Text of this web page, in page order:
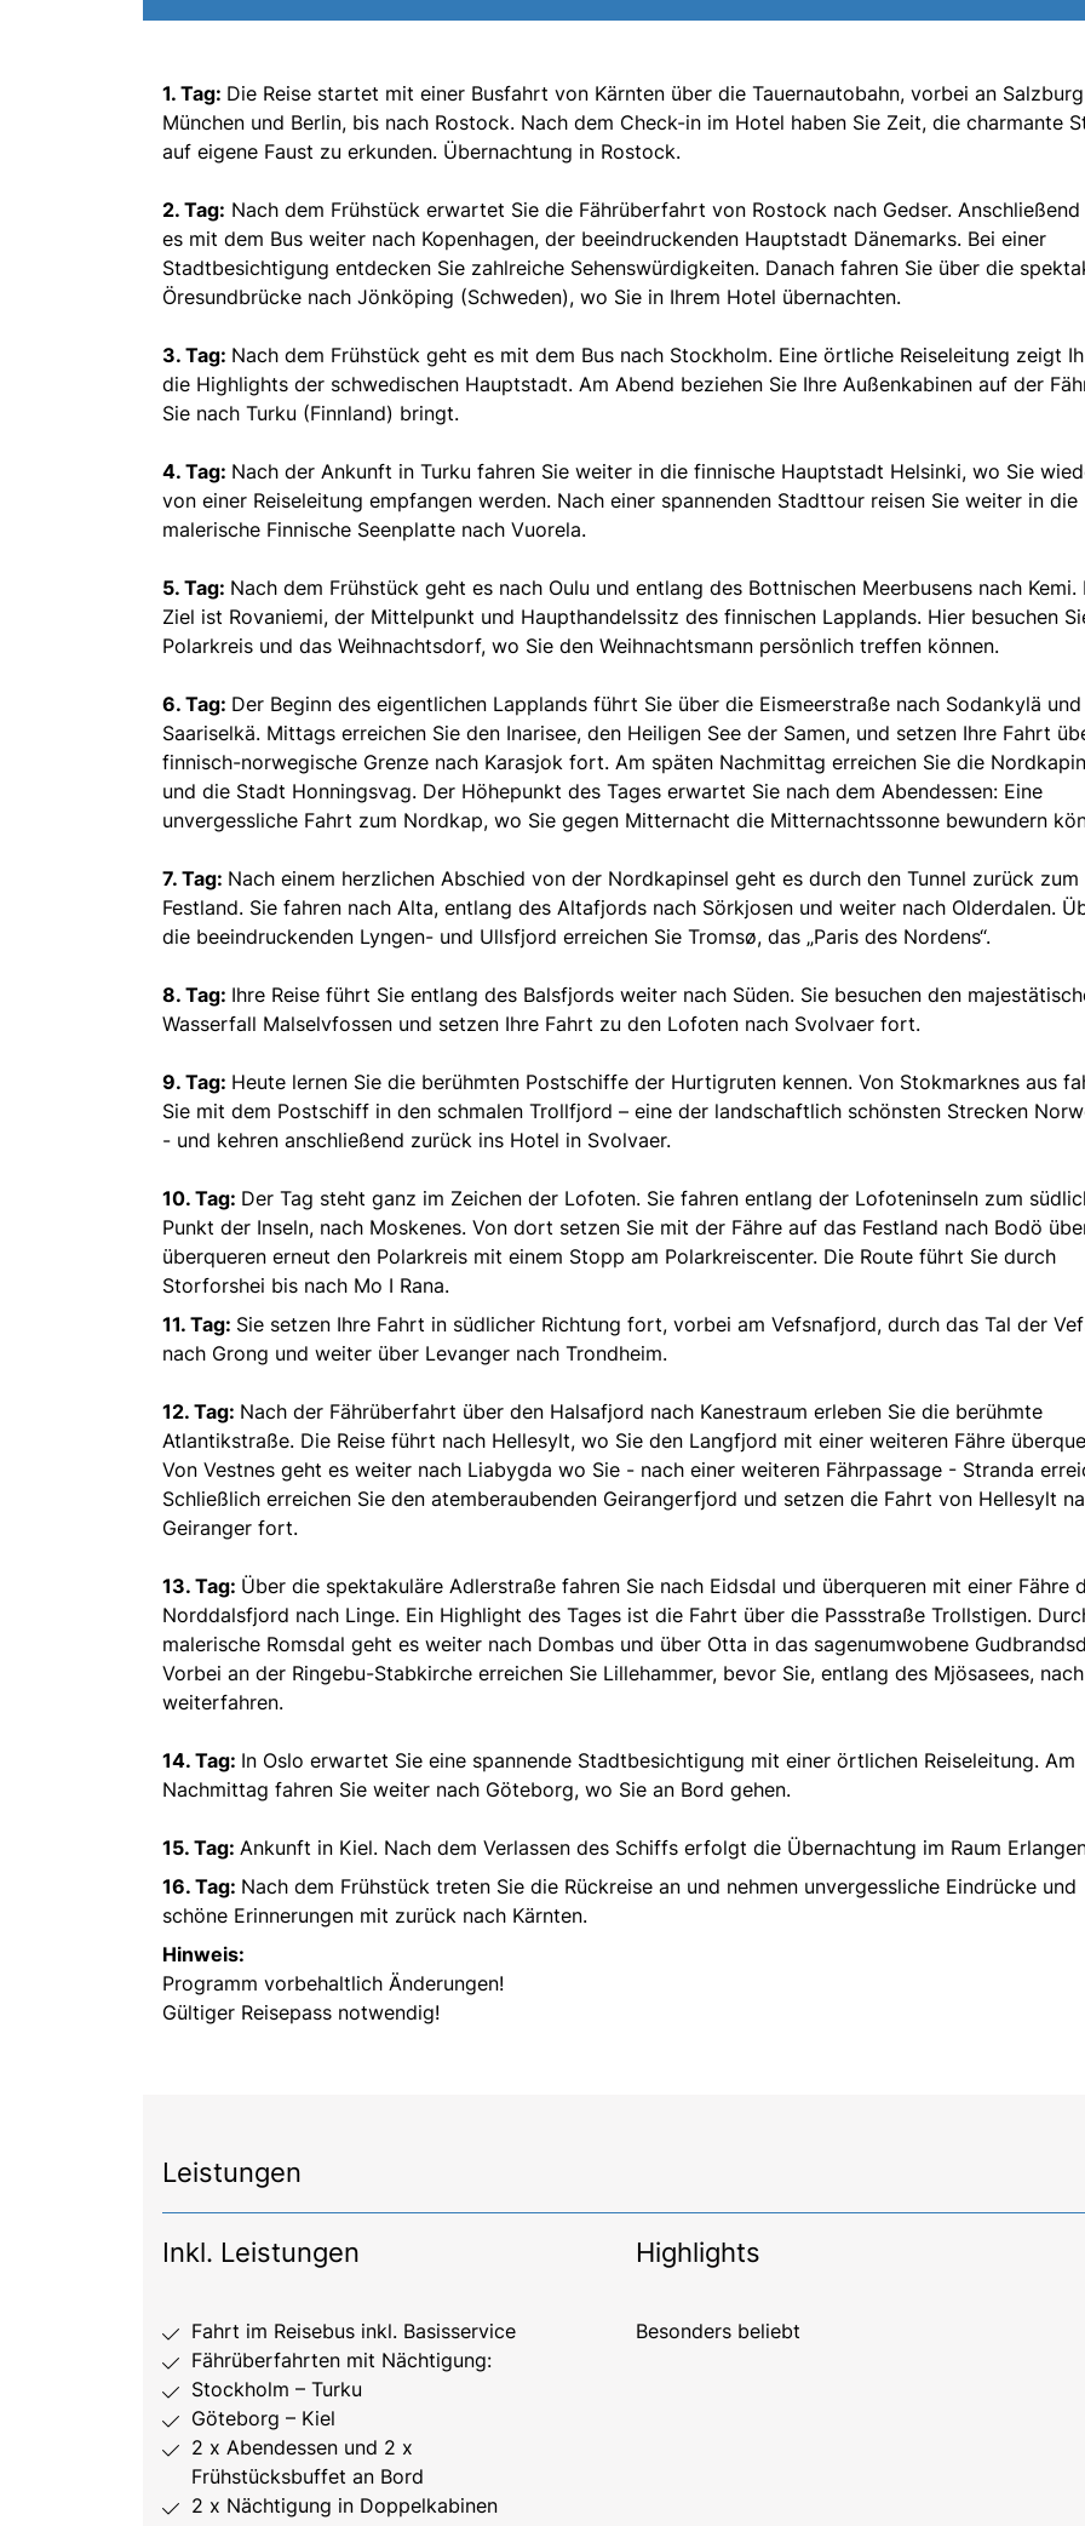
1. Tag: Die Reise startet mit einer Busfahrt von Kärnten über die Tauernautobahn, vorbei an
München und Berlin, bis nach Rostock. Nach dem Check-in im Hotel haben Sie Zeit, die charmante
auf eigene Faust zu erkunden. Übernachtung in Rostock.
2. Tag: Nach dem Frühstück erwartet Sie die Fährüberfahrt von Rostock nach Gedser.
es mit dem Bus weiter nach Kopenhagen, der beeindruckenden Hauptstadt Dänemarks. Bei einer
Stadtbesichtigung entdecken Sie zahlreiche Sehenswürdigkeiten. Danach fahren Sie über die
Öresundbrücke nach Jönköping (Schweden), wo Sie in Ihrem Hotel übernachten.
3. Tag: Nach dem Frühstück geht es mit dem Bus nach Stockholm. Eine örtliche Reiseleitung zeigt
die Highlights der schwedischen Hauptstadt. Am Abend beziehen Sie Ihre Außenkabinen auf der
Sie nach Turku (Finnland) bringt.
4. Tag: Nach der Ankunft in Turku fahren Sie weiter in die finnische Hauptstadt Helsinki, wo Sie
von einer Reiseleitung empfangen werden. Nach einer spannenden Stadttour reisen Sie weiter in die
malerische Finnische Seenplatte nach Vuorela.
5. Tag: Nach dem Frühstück geht es nach Oulu und entlang des Bottnischen Meerbusens nach Kemi.
Ziel ist Rovaniemi, der Mittelpunkt und Haupthandelssitz des finnischen Lapplands. Hier besuchen
Polarkreis und das Weihnachtsdorf, wo Sie den Weihnachtsmann persönlich treffen können.
6. Tag: Der Beginn des eigentlichen Lapplands führt Sie über die Eismeerstraße nach Sodankylä und
Saariselkä. Mittags erreichen Sie den Inarisee, den Heiligen See der Samen, und setzen Ihre Fahrt
finnisch-norwegische Grenze nach Karasjok fort. Am späten Nachmittag erreichen Sie die
und die Stadt Honningsvag. Der Höhepunkt des Tages erwartet Sie nach dem Abendessen: Eine
unvergessliche Fahrt zum Nordkap, wo Sie gegen Mitternacht die Mitternachtssonne bewundern
7. Tag: Nach einem herzlichen Abschied von der Nordkapinsel geht es durch den Tunnel zurück zum
Festland. Sie fahren nach Alta, entlang des Altafjords nach Sörkjosen und weiter nach Olderdalen.
die beeindruckenden Lyngen- und Ullsfjord erreichen Sie Tromsø, das „Paris des Nordens“.
8. Tag: Ihre Reise führt Sie entlang des Balsfjords weiter nach Süden. Sie besuchen den
Wasserfall Malselvfossen und setzen Ihre Fahrt zu den Lofoten nach Svolvaer fort.
9. Tag: Heute lernen Sie die berühmten Postschiffe der Hurtigruten kennen. Von Stokmarknes aus
Sie mit dem Postschiff in den schmalen Trollfjord – eine der landschaftlich schönsten Strecken
- und kehren anschließend zurück ins Hotel in Svolvaer.
10. Tag: Der Tag steht ganz im Zeichen der Lofoten. Sie fahren entlang der Lofoteninseln zum
Punkt der Inseln, nach Moskenes. Von dort setzen Sie mit der Fähre auf das Festland nach Bodö
überqueren erneut den Polarkreis mit einem Stopp am Polarkreiscenter. Die Route führt Sie durch
Storforshei bis nach Mo I Rana.
11. Tag: Sie setzen Ihre Fahrt in südlicher Richtung fort, vorbei am Vefsnafjord, durch das Tal der
nach Grong und weiter über Levanger nach Trondheim.
12. Tag: Nach der Fährüberfahrt über den Halsafjord nach Kanestraum erleben Sie die berühmte
Atlantikstraße. Die Reise führt nach Hellesylt, wo Sie den Langfjord mit einer weiteren Fähre
Von Vestnes geht es weiter nach Liabygda wo Sie - nach einer weiteren Fährpassage - Stranda
Schließlich erreichen Sie den atemberaubenden Geirangerfjord und setzen die Fahrt von Hellesylt
Geiranger fort.
13. Tag: Über die spektakuläre Adlerstraße fahren Sie nach Eidsdal und überqueren mit einer Fähre
Norddalsfjord nach Linge. Ein Highlight des Tages ist die Fahrt über die Passstraße Trollstigen.
malerische Romsdal geht es weiter nach Dombas und über Otta in das sagenumwobene
Vorbei an der Ringebu-Stabkirche erreichen Sie Lillehammer, bevor Sie, entlang des Mjösasees,
weiterfahren.
14. Tag: In Oslo erwartet Sie eine spannende Stadtbesichtigung mit einer örtlichen Reiseleitung. Am
Nachmittag fahren Sie weiter nach Göteborg, wo Sie an Bord gehen.
15. Tag: Ankunft in Kiel. Nach dem Verlassen des Schiffs erfolgt die Übernachtung im Raum
16. Tag: Nach dem Frühstück treten Sie die Rückreise an und nehmen unvergessliche Eindrücke und
schöne Erinnerungen mit zurück nach Kärnten.
Hinweis:
Programm vorbehaltlich Änderungen!
Gültiger Reisepass notwendig!
Leistungen
Inkl. Leistungen
Fahrt im Reisebus inkl. Basisservice
Fährüberfahrten mit Nächtigung:
Stockholm – Turku
Göteborg – Kiel
2 x Abendessen und 2 x
Frühstücksbuffet an Bord
2 x Nächtigung in Doppelkabinen
Highlights
Besonders beliebt